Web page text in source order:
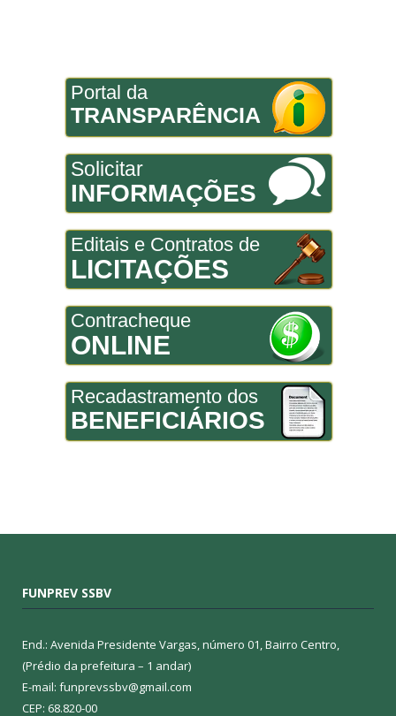
Portal da
TRANSPARÊNCIA
Solicitar
INFORMAÇÕES
Editais e Contratos de
LICITAÇÕES
Contracheque
ONLINE
Recadastramento dos
BENEFICIÁRIOS
FUNPREV SSBV
End.: Avenida Presidente Vargas, número 01, Bairro Centro,
(Prédio da prefeitura – 1 andar)
E-mail: funprevssbv@gmail.com
CEP: 68.820-00